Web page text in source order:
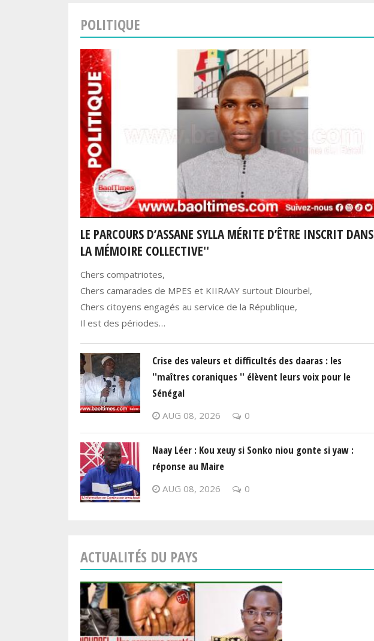
POLITIQUE
LE PARCOURS D’ASSANE SYLLA MÉRITE D’ÊTRE INSCRIT DANS
LA MÉMOIRE COLLECTIVE''
Chers compatriotes,
Chers camarades de MPES et KIIRAAY surtout Diourbel,
Chers citoyens engagés au service de la République,
Il est des périodes…
Crise des valeurs et difficultés des daaras : les
''maîtres coraniques '' élèvent leurs voix pour le
Sénégal
AUG 08, 2026 0
Naay Léer : Kou xeuy si Sonko niou gonte si yaw :
réponse au Maire
AUG 08, 2026 0
ACTUALITÉS DU PAYS